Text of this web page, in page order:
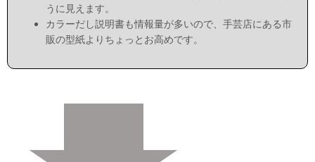
うに見えます。
カラーだし説明書も情報量が多いので、手芸店にある市
販の型紙よりちょっとお高めです。